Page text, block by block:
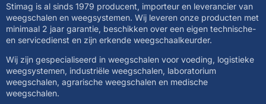
Stimag is al sinds 1979 producent, importeur en leverancier van
weegschalen en weegsystemen. Wij leveren onze producten met
minimaal 2 jaar garantie, beschikken over een eigen technische-
en servicedienst en zijn erkende weegschaalkeurder.
Wij zijn gespecialiseerd in weegschalen voor voeding, logistieke
weegsystemen, industriële weegschalen, laboratorium
weegschalen, agrarische weegschalen en medische
weegschalen.